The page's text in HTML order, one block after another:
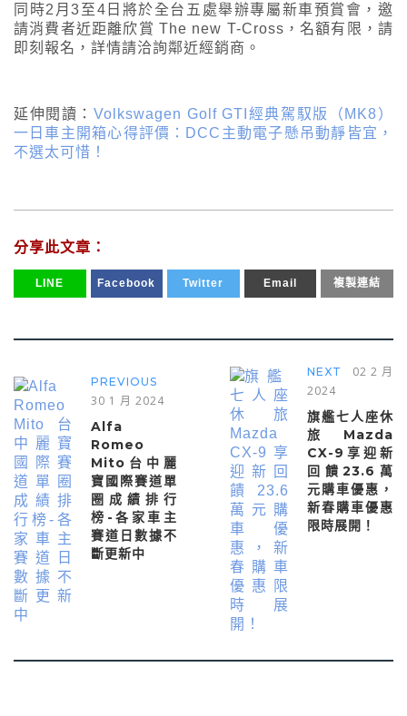
同時2月3至4日將於全台五處舉辦專屬新車預賞會，邀
請消費者近距離欣賞 The new T-Cross，名額有限，請
即刻報名，詳情請洽詢鄰近經銷商。
延伸閱讀： Volkswagen Golf GTI經典駕馭版（MK8）
一日車主開箱心得評價：DCC主動電子懸吊動靜皆宜，
不選太可惜！
分享此文章：
LINE Facebook Twitter Email 複製連結
PREVIOUS
30 1 月 2024
Alfa
Romeo
Mito台中麗
寶國際賽道單
圈成績排行
榜-各家車主
賽道日數據不
斷更新中
NEXT
02 2 月
2024
旗艦七人座休
旅Mazda
CX-9享迎新
回饋23.6萬
元購車優惠，
新春購車優惠
限時展開！